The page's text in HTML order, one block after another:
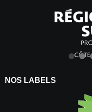
NOS LABELS